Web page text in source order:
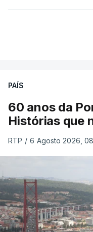
PAÍS
60 anos da
Histórias que
RTP / 6 Agosto 2026,